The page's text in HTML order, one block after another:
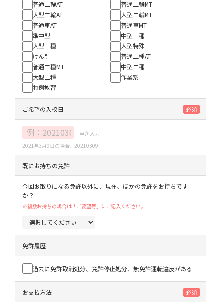
普通二輪AT
普通二輪MT
大型二輪AT
大型二輪MT
普通車AT
普通車MT
準中型
中型一種
大型一種
大型特殊
けん引
普通二種AT
普通二種MT
中型二種
大型二種
作業系
特例教習
必須
ご希望の入校日
半角入力
2021年3月9日の場合、20210309
既にお持ちの免許
今回お取りになる免許以外に、現在、ほかの免許をお持ちです
か？
※複数お持ちの場合は「ご要望等」にご記入ください。
免許履歴
過去に免許取消処分、免許停止処分、無免許運転違反がある
必須
お支払方法